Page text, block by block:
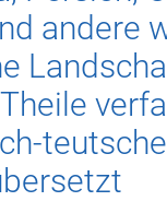
andere
teutsche